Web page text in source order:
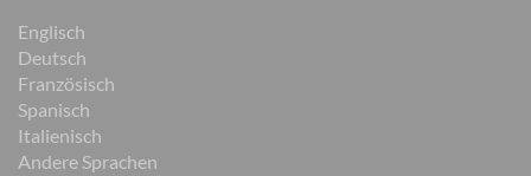
Englisch
Deutsch
Französisch
Spanisch
Italienisch
Andere Sprachen